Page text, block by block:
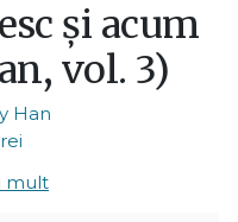
şi acum
vol. 3)
Han
mult